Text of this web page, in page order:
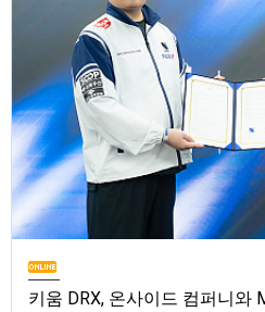
키움 DRX, 온사이드 컴퍼니와